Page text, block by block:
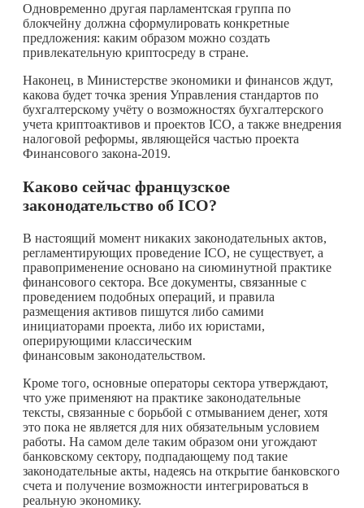
Одновременно другая парламентская группа по
блокчейну должна сформулировать конкретные
предложения: каким образом можно создать
привлекательную криптосреду в стране.
Наконец, в Министерстве экономики и финансов ждут,
какова будет точка зрения Управления стандартов по
бухгалтерскому учёту о возможностях бухгалтерского
учета криптоактивов и проектов ICO, а также внедрения
налоговой реформы, являющейся частью проекта
Финансового закона-2019.
Каково сейчас французское
законодательство об ICO?
В настоящий момент никаких законодательных актов,
регламентирующих проведение ICO, не существует, а
правоприменение основано на сиюминутной практике
финансового сектора. Все документы, связанные с
проведением подобных операций, и правила
размещения активов пишутся либо самими
инициаторами проекта, либо их юристами,
оперирующими классическим
финансовым законодательством.
Кроме того, основные операторы сектора утверждают,
что уже применяют на практике законодательные
тексты, связанные с борьбой с отмыванием денег, хотя
это пока не является для них обязательным условием
работы. На самом деле таким образом они угождают
банковскому сектору, подпадающему под такие
законодательные акты, надеясь на открытие банковского
счета и получение возможности интегрироваться в
реальную экономику.